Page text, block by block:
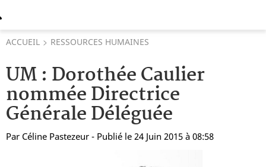
ACCUEIL RESSOURCES HUMAINES
UM : Dorothée Caulier
nommée Directrice
Générale Déléguée
Par Céline Pastezeur - Publié le 24 Juin 2015 à 08:58